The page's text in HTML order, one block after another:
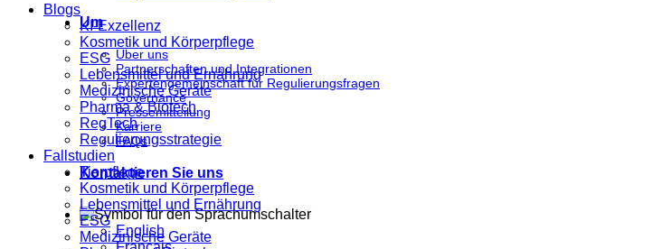
Um
Über uns
Partnerschaften und Integrationen
Expertengemeinschaft für Regulierungsfragen
Governance
Pressemitteilung
Karriere
FAQs
Kontaktieren Sie uns
English
Blogs
KI-Exzellenz
Kosmetik und Körperpflege
ESG
Lebensmittel und Ernährung
Medizinische Geräte
Pharma & Biotech
RegTech
Regulierungsstrategie
Fallstudien
Tierpflege
Kosmetik und Körperpflege
Lebensmittel und Ernährung
ESG
Medizinische Geräte